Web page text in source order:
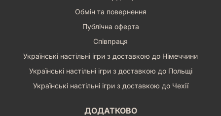
Обмін та повернення
Публічна оферта
Співпраця
Українські настільні ігри з доставкою до Німеччини
Українські настільні ігри з доставкою до Польщі
Українські настільні ігри з доставкою до Чехії
ДОДАТКОВО